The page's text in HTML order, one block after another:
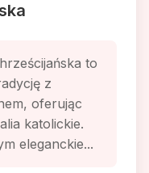
to
z
oferując
katolickie.
eleganckie...